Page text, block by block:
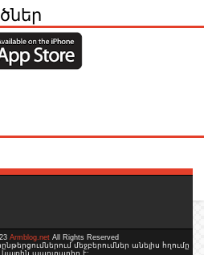
Armblog.netAll Rights Reserved
մեջբերումներ անելիս հղումը
կայքին պարտադիր է: